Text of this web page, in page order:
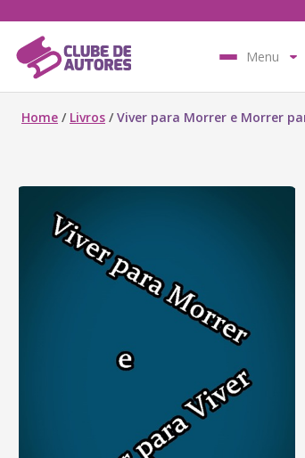
Menu
Home / Livros /Viver para Morrer e Morrer